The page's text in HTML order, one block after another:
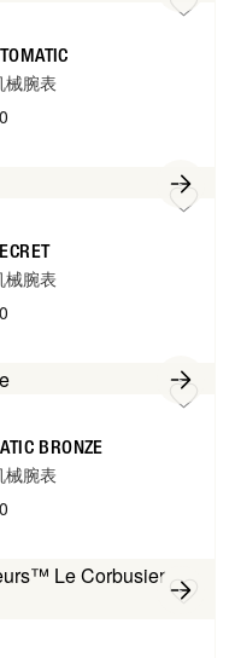
械腕表
械腕表
BRONZE
械腕表